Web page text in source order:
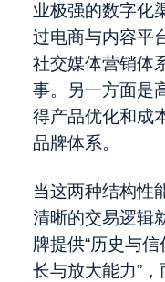
业极强的数字化
过电商与内容平
社交媒体营销体
事。另一方面是
得产品优化和成
品牌体系。
当这两种结构性
清晰的交易逻辑
牌提供“历史与
长与放大能力”